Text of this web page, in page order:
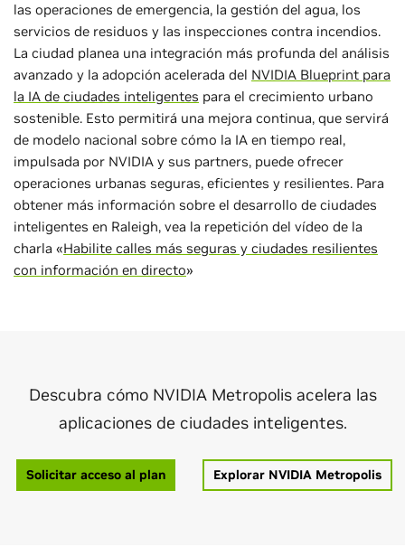
las operaciones de emergencia, la gestión del agua, los
servicios de residuos y las inspecciones contra incendios.
La ciudad planea una integración más profunda del análisis
avanzado y la adopción acelerada del NVIDIA Blueprint para
la IA de ciudades inteligentes para el crecimiento urbano
sostenible. Esto permitirá una mejora continua, que servirá
de modelo nacional sobre cómo la IA en tiempo real,
impulsada por NVIDIA y sus partners, puede ofrecer
operaciones urbanas seguras, eficientes y resilientes. Para
obtener más información sobre el desarrollo de ciudades
inteligentes en Raleigh, vea la repetición del vídeo de la
charla «Habilite calles más seguras y ciudades resilientes
con información en directo»
Descubra cómo NVIDIA Metropolis acelera las
aplicaciones de ciudades inteligentes.
Solicitar acceso al plan Explorar NVIDIA Metropolis